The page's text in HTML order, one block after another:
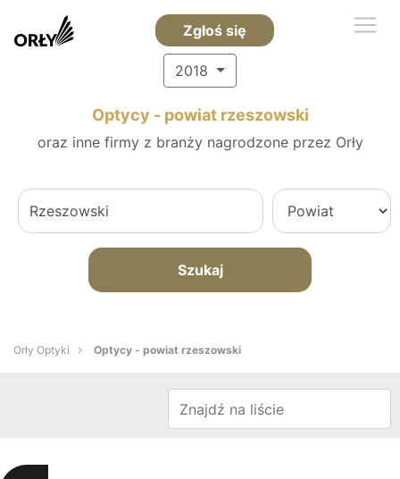
Zgłoś się
2018
Optycy - powiat rzeszowski
oraz inne firmy z branży nagrodzone przez Orły
Szukaj
Orły Optyki Optycy - powiat rzeszowski